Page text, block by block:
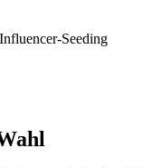
Seeding